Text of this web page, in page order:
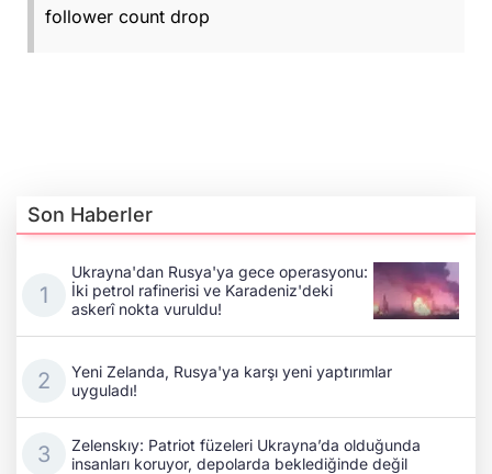
follower count drop
Son Haberler
Ukrayna'dan Rusya'ya gece operasyonu:
İki petrol rafinerisi ve Karadeniz'deki
askerî nokta vuruldu!
Yeni Zelanda, Rusya'ya karşı yeni yaptırımlar
uyguladı!
Zelenskıy: Patriot füzeleri Ukrayna’da olduğunda
insanları koruyor, depolarda beklediğinde değil